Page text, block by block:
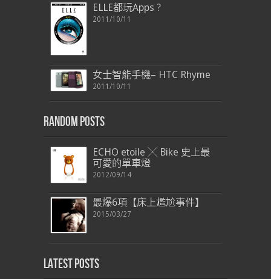
ELLE都玩Apps ?
2011/10/11
女士智能手機– HTC Rhyme
2011/10/11
Random Posts
ECHO etoile ╳ Bike 史上最
可愛的單車燈
2012/09/14
最爆6項【床上尷尬事件】
2015/03/27
Latest Posts